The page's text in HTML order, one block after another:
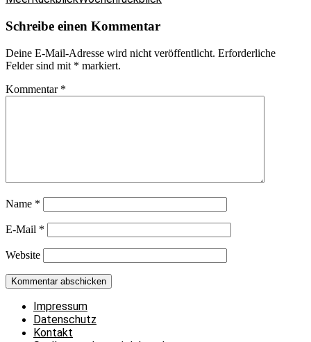
Schreibe einen Kommentar
Deine E-Mail-Adresse wird nicht veröffentlicht. Erforderliche
Felder sind mit * markiert.
Kommentar *
Name *
E-Mail *
Website
Impressum
Datenschutz
Kontakt